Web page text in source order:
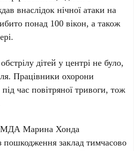
внаслідок нічної атаки на
понад 100 вікон, а також
дітей у центрі не було,
Працівники охорони
час повітряної тривоги, тож
КМДАМарина Хонда
пошкодження заклад тимчасово